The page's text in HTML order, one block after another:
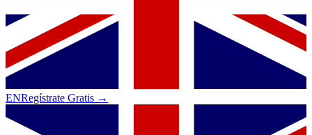
ENRegístrate Gratis →